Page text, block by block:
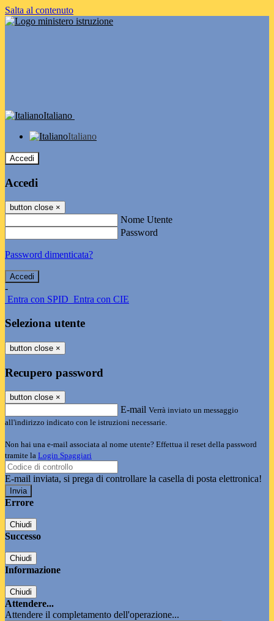
Salta al contenuto
Italiano
Italiano
Accedi
Accedi
button close ×
Nome Utente
Password
Password dimenticata?
-
Entra con SPID Entra con CIE
Seleziona utente
button close ×
Recupero password
button close ×
E-mail Verrà inviato un messaggio
all'indirizzo indicato con le istruzioni necessarie.
Non hai una e-mail associata al nome utente? Effettua il reset della password
tramite la Login Spaggiari
E-mail inviata, si prega di controllare la casella di posta elettronica!
Errore
Chiudi
Successo
Chiudi
Informazione
Chiudi
Attendere...
Attendere il completamento dell'operazione...